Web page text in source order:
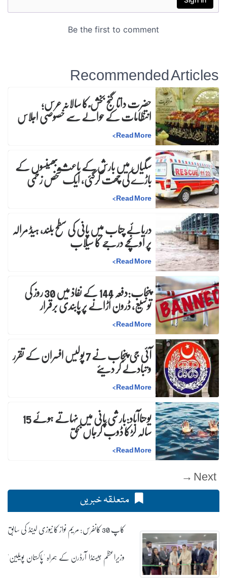
Recommended Articles
حضرت داتا گنج بخش ؒ کا سالانہ عرس;
انتظامات کے حوالے سے خصوصی اجلاس
Read More
>
سگیاں میں بارش کے باعث بھینسوں کے
باڑے کی چھت گرگئی، ایک شخص زخمی
Read More
>
دریائے چناب میں پانی کی سطح بلند، ہیڈ مرالہ
پر اونچے درجے کا سیلاب
Read More
>
پنجاب:دفعہ 144 کے نفاذ میں 30 روز کیتوسیع، ڈرون اُڑانے پر پابندی برقرار
Read More
>
آئی جی پنجاب نے 7 پولیس افسران کے تقرر و تبادلے کر دیئے
Read More
>
یوحناآباد:بارشی پانی میں نہاتے ہوئے 15 سالہ لڑکا ڈوب کرجاں بحق
Read More
>
Next →
متعلقہ خبریں
کاپ 30 کانفرس: مریم نواز کا نیوزی لینڈ کی سابق
وزیراعظم جیسنڈا آرڈرن کے ہمراہ 'پاکستان پویلین'